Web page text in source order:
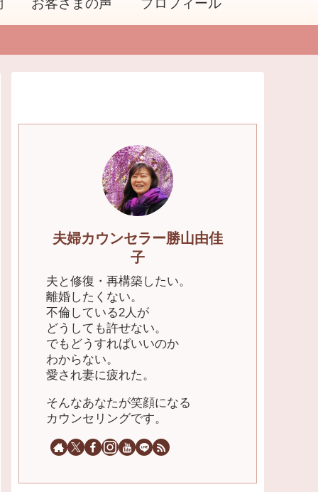
お客さまの声 プロフィール
夫婦カウンセラー勝山由佳
子
夫と修復・再構築したい。
離婚したくない。
不倫している2人が
どうしても許せない。
でもどうすればいいのか
わからない。
愛され妻に疲れた。
そんなあなたが笑顔になる
カウンセリングです。